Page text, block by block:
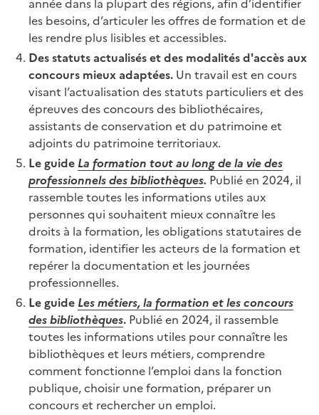
les besoins, d’articuler les offres de formation et de
les rendre plus lisibles et accessibles.
Des statuts actualisés et des modalités d'accès aux
concours mieux adaptées. Un travail est en cours
visant l’actualisation des statuts particuliers et des
épreuves des concours des bibliothécaires,
assistants de conservation et du patrimoine et
adjoints du patrimoine territoriaux.
Le guide La formation tout au long de la vie des
professionnels des bibliothèques. Publié en 2024, il
rassemble toutes les informations utiles aux
personnes qui souhaitent mieux connaître les
droits à la formation, les obligations statutaires de
formation, identifier les acteurs de la formation et
repérer la documentation et les journées
professionnelles.
Le guide Les métiers, la formation et les concours
des bibliothèques. Publié en 2024, il rassemble
toutes les informations utiles pour connaître les
bibliothèques et leurs métiers, comprendre
comment fonctionne l’emploi dans la fonction
publique, choisir une formation, préparer un
concours et rechercher un emploi.